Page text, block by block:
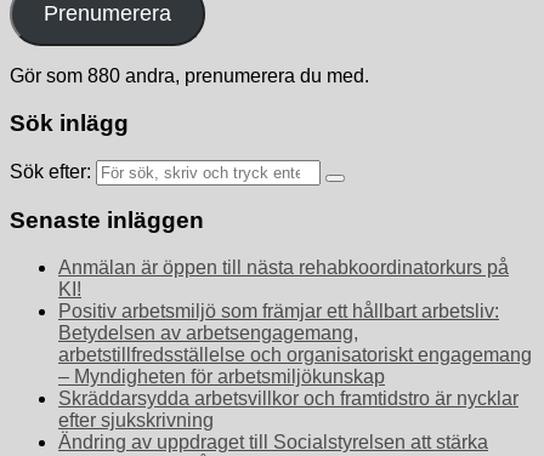
Prenumerera
Gör som 880 andra, prenumerera du med.
Sök inlägg
Sök efter:
Senaste inläggen
Anmälan är öppen till nästa rehabkoordinatorkurs på
KI!
Positiv arbetsmiljö som främjar ett hållbart arbetsliv:
Betydelsen av arbetsengagemang,
arbetstillfredsställelse och organisatoriskt engagemang
– Myndigheten för arbetsmiljökunskap
Skräddarsydda arbetsvillkor och framtidstro är nycklar
efter sjukskrivning
Ändring av uppdraget till Socialstyrelsen att stärka